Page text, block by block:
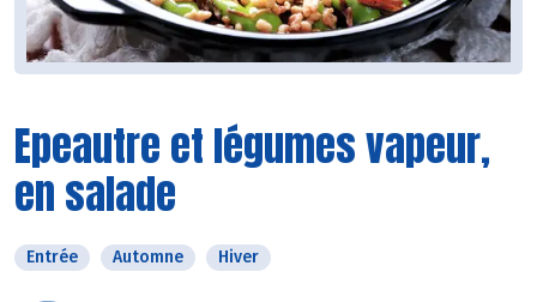
Epeautre et légumes vapeur,
en salade
Entrée Automne Hiver